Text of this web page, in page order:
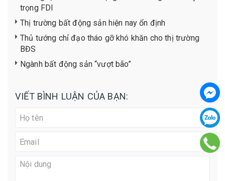
trọng FDI
Thị trường bất động sản hiện nay ổn định
Thủ tướng chỉ đạo tháo gỡ khó khăn cho thị trường
BĐS
Ngành bất động sản “vượt bão”
VIẾT BÌNH LUẬN CỦA BẠN: